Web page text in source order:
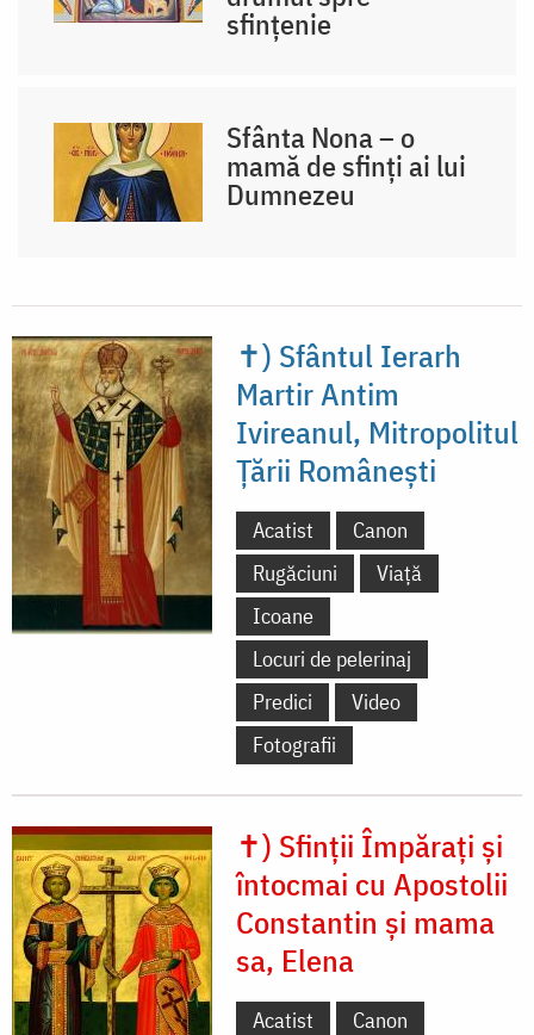
sfințenie
Sfânta Nona – o
mamă de sfinți ai lui
Dumnezeu
✝) Sfântul Ierarh
Martir Antim
Ivireanul, Mitropolitul
Țării Românești
Acatist
Canon
Rugăciuni
Viață
Icoane
Locuri de pelerinaj
Predici
Video
Fotografii
✝) Sfinții Împărați și
întocmai cu Apostolii
Constantin și mama
sa, Elena
Acatist
Canon